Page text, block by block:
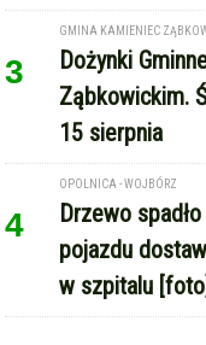
3
GMINA KAMIENIEC
Dożynki
Ząbkowickim.
15 sierpnia
4
OPOLNICA - WOJBÓRZ
Drzewo
pojazdu
w szpitalu [foto]